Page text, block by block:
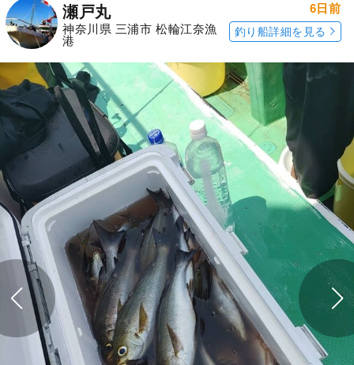
瀬戸丸
神奈川県 三浦市 松輪江奈漁
港
6日前
釣り船詳細を見る